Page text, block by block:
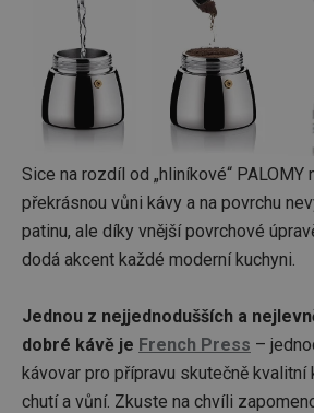
Sice na rozdíl od „hliníkové“ PALOMY
překrásnou vůni kávy a na povrchu
patinu, ale díky vnější povrchové
dodá akcent každé moderní kuchyni.
Jednou z nejjednodušších a
dobré kávě je French Press –
kávovar pro přípravu skutečně kvalitní
chutí a vůní. Zkuste na chvíli